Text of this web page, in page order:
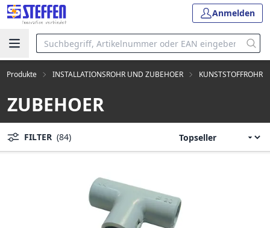
Anmelden
Produkte INSTALLATIONSROHR UND ZUBEHOER KUNSTSTOFFROHR
ZUBEHOER
FILTER (84)